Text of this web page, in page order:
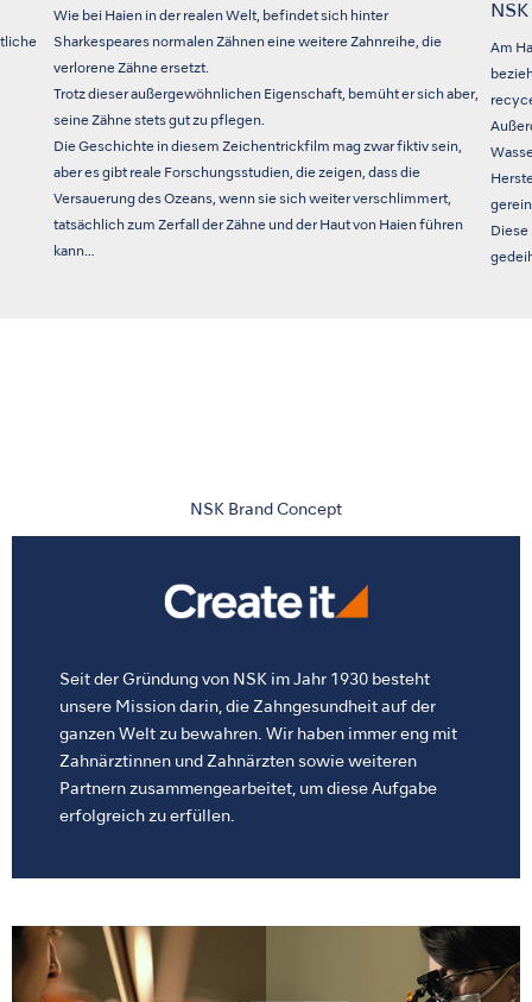
Wie bei Haien in der realen Welt, befindet sich hinter
Sharkespeares normalen Zähnen eine weitere Zahnreihe, die
verlorene Zähne ersetzt.
Trotz dieser außergewöhnlichen Eigenschaft, bemüht er sich aber,
seine Zähne stets gut zu pflegen.
Die Geschichte in diesem Zeichentrickfilm mag zwar fiktiv sein,
aber es gibt reale Forschungsstudien, die zeigen, dass die
Versauerung des Ozeans, wenn sie sich weiter verschlimmert,
tatsächlich zum Zerfall der Zähne und der Haut von Haien führen
kann…
Am
Diese
NSK Brand Concept
Seit der Gründung von NSK im Jahr 1930 besteht
unsere Mission darin, die Zahngesundheit auf der
ganzen Welt zu bewahren. Wir haben immer eng mit
Zahnärztinnen und Zahnärzten sowie weiteren
Partnern zusammengearbeitet, um diese Aufgabe
erfolgreich zu erfüllen.